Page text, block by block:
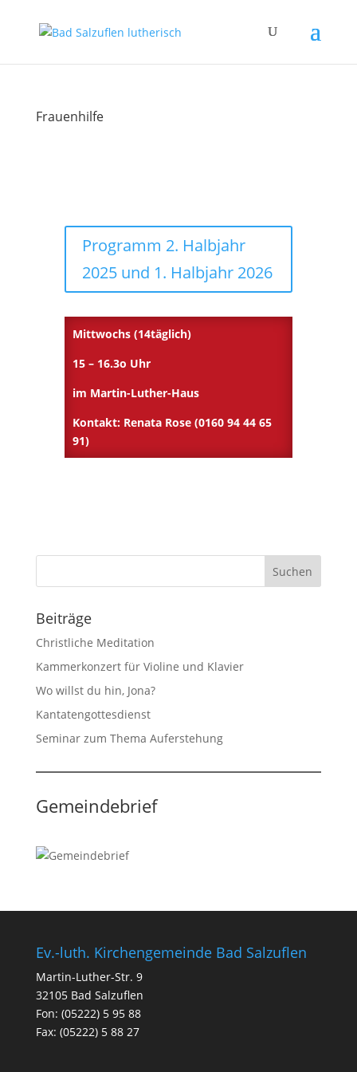
Frauenhilfe
Programm 2. Halbjahr
2025 und 1. Halbjahr 2026
Mittwochs (14täglich)
15 – 16.3o Uhr
im Martin-Luther-Haus
Kontakt: Renata Rose (0160 94 44 65
91)
Beiträge
Christliche Meditation
Kammerkonzert für Violine und Klavier
Wo willst du hin, Jona?
Kantatengottesdienst
Seminar zum Thema Auferstehung
Gemeindebrief
Ev.-luth. Kirchengemeinde Bad Salzuflen
Martin-Luther-Str. 9
32105 Bad Salzuflen
Fon: (05222) 5 95 88
Fax: (05222) 5 88 27